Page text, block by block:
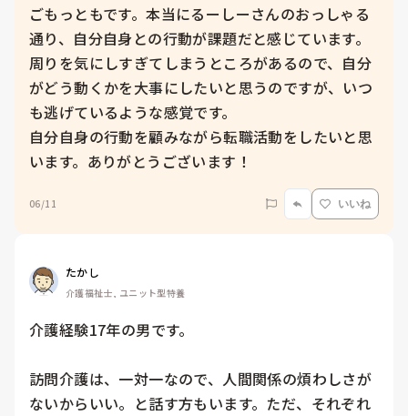
ごもっともです。本当にるーしーさんのおっしゃる
通り、自分自身との行動が課題だと感じています。
周りを気にしすぎてしまうところがあるので、自分
がどう動くかを大事にしたいと思うのですが、いつ
も逃げているような感覚です。
自分自身の行動を顧みながら転職活動をしたいと思
います。ありがとうございます！
06/11 いいね
たかし
介護福祉士, ユニット型特養
介護経験17年の男です。
訪問介護は、一対一なので、人間関係の煩わしさが
ないからいい。と話す方もいます。ただ、それぞれ